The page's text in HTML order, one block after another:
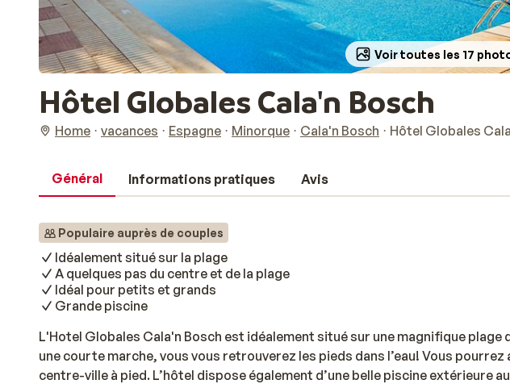
Voir toutes les 17
Hôtel Globales Cala'n Bosch
Home vacances Espagne Minorque Cala'n Bosch Hôtel Globales
Général Informations pratiques Avis
Populaire auprès de couples
Idéalement situé sur la plage
A quelques pas du centre et de la plage
Idéal pour petits et grands
Grande piscine
L'Hotel Globales Cala'n Bosch est idéalement situé sur une magnifique plage
une courte marche, vous vous retrouverez les pieds dans l’eau! Vous pourrez
centre-ville à pied. L’hôtel dispose également d’une belle piscine extérieure